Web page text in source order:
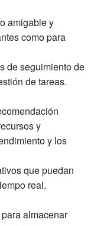
amigable y
como para
de seguimiento de
de tareas.
y
y los
que puedan
real.
almacenar